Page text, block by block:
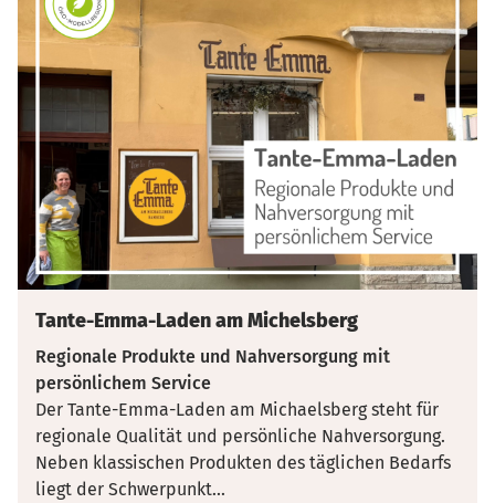
Tante-Emma-Laden am Michelsberg
Regionale Produkte und Nahversorgung mit
persönlichem Service
Der Tante-Emma-Laden am Michaelsberg steht für
regionale Qualität und persönliche Nahversorgung.
Neben klassischen Produkten des täglichen Bedarfs
liegt der Schwerpunkt...